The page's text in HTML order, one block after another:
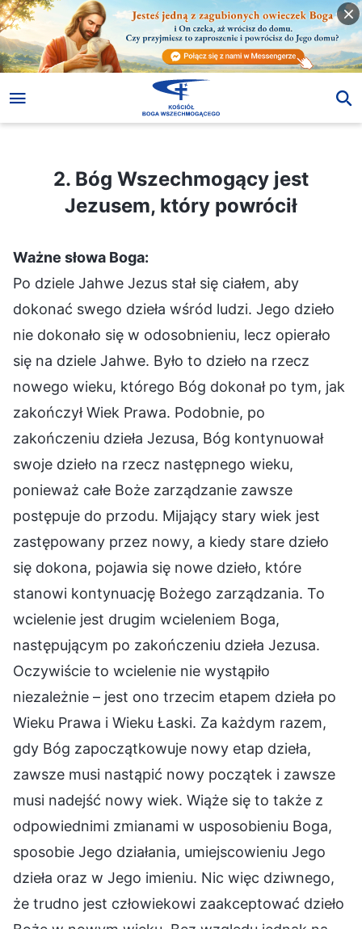
2. Bóg Wszechmogący jest Jezusem, który powrócił
2. Bóg Wszechmogący jest
Jezusem, który powrócił
Ważne słowa Boga:
Po dziele Jahwe Jezus stał się ciałem, aby
dokonać swego dzieła wśród ludzi. Jego dzieło
nie dokonało się w odosobnieniu, lecz opierało
się na dziele Jahwe. Było to dzieło na rzecz
nowego wieku, którego Bóg dokonał po tym, jak
zakończył Wiek Prawa. Podobnie, po
zakończeniu dzieła Jezusa, Bóg kontynuował
swoje dzieło na rzecz następnego wieku,
ponieważ całe Boże zarządzanie zawsze
postępuje do przodu. Mijający stary wiek jest
zastępowany przez nowy, a kiedy stare dzieło
się dokona, pojawia się nowe dzieło, które
stanowi kontynuację Bożego zarządzania. To
wcielenie jest drugim wcieleniem Boga,
następującym po zakończeniu dzieła Jezusa.
Oczywiście to wcielenie nie wystąpiło
niezależnie – jest ono trzecim etapem dzieła po
Wieku Prawa i Wieku Łaski. Za każdym razem,
gdy Bóg zapoczątkowuje nowy etap dzieła,
zawsze musi nastąpić nowy początek i zawsze
musi nadejść nowy wiek. Wiąże się to także z
odpowiednimi zmianami w usposobieniu Boga,
sposobie Jego działania, umiejscowieniu Jego
dzieła oraz w Jego imieniu. Nic więc dziwnego,
że trudno jest człowiekowi zaakceptować dzieło